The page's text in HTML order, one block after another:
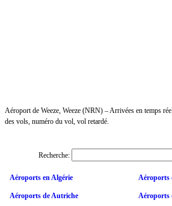
Aéroport de Weeze, Weeze (NRN) – Arrivées en temps
des vols, numéro du vol, vol retardé.
Recherche:
Aéroports en Algérie Aéroports
Aéroports de Autriche Aéroports